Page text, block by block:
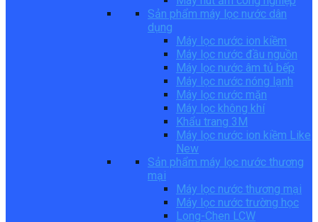
Sản phẩm máy lọc nước dân
dụng
Máy lọc nước ion kiềm
Máy lọc nước đầu nguồn
Máy lọc nước âm tủ bếp
Máy lọc nước nóng lạnh
Máy lọc nước mặn
Máy lọc không khí
Khẩu trang 3M
Máy lọc nước ion kiềm Like
New
Sản phẩm máy lọc nước thương
mại
Máy lọc nước thương mại
Máy lọc nước trường học
Long-Chen LCW